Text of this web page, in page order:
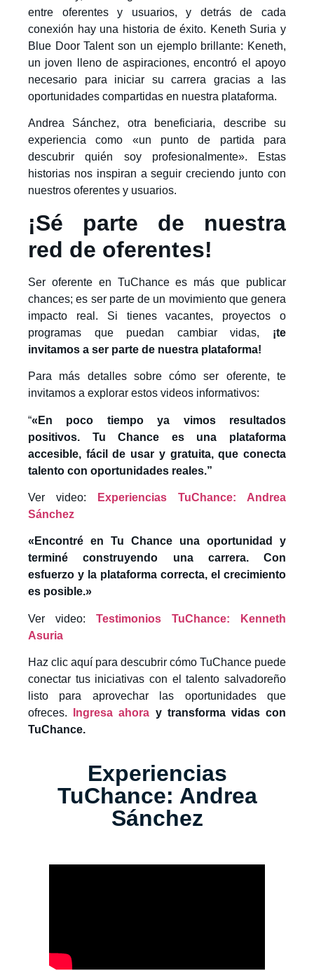
entre oferentes y usuarios, y detrás de cada
conexión hay una historia de éxito. Keneth Suria y
Blue Door Talent son un ejemplo brillante: Keneth,
un joven lleno de aspiraciones, encontró el apoyo
necesario para iniciar su carrera gracias a las
oportunidades compartidas en nuestra plataforma.
Andrea Sánchez, otra beneficiaria, describe su
experiencia como «un punto de partida para
descubrir quién soy profesionalmente». Estas
historias nos inspiran a seguir creciendo junto con
nuestros oferentes y usuarios.
¡Sé parte de nuestra
red de oferentes!
Ser oferente en TuChance es más que publicar
chances; es ser parte de un movimiento que genera
impacto real. Si tienes vacantes, proyectos o
programas que puedan cambiar vidas, ¡te
invitamos a ser parte de nuestra plataforma!
Para más detalles sobre cómo ser oferente, te
invitamos a explorar estos videos informativos:
“«En poco tiempo ya vimos resultados
positivos. Tu Chance es una plataforma
accesible, fácil de usar y gratuita, que conecta
talento con oportunidades reales.”
Ver video:
Experiencias TuChance: Andrea
Sánchez
«Encontré en Tu Chance una oportunidad y
terminé construyendo una carrera. Con
esfuerzo y la plataforma correcta, el crecimiento
es posible.»
Ver video: Testimonios TuChance: Kenneth
Asuria
Haz clic aquí para descubrir cómo TuChance puede
conectar tus iniciativas con el talento salvadoreño
listo para aprovechar las oportunidades que
ofreces.
Ingresa ahora y transforma vidas con
TuChance.
Experiencias
TuChance: Andrea
Sánchez